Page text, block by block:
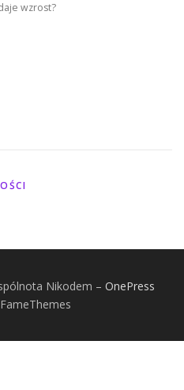
wzrost?
Nikodem – OnePress